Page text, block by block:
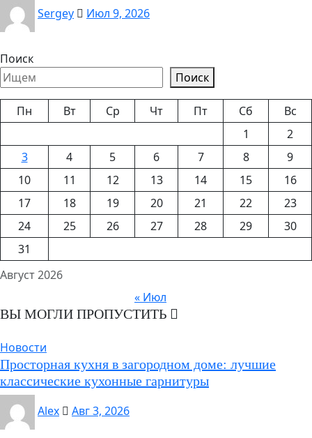
Sergey
Июл 9, 2026
Поиск
Поиск
Август 2026
Пн Вт Ср Чт Пт Сб
Вс
1
2
3
4 5 6 7 8
9
10
11 12 13 14 15
16
17
18 19 20 21 22
23
24
25 26 27 28 29
30
31
« Июл
ВЫ МОГЛИ ПРОПУСТИТЬ
Новости
Просторная кухня в загородном доме: лучшие
классические кухонные гарнитуры
Alex
Авг 3, 2026